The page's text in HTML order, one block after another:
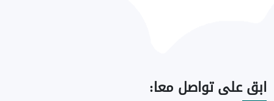
ابقعلى تواصل معا: